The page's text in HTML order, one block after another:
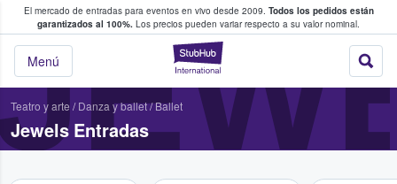
El mercado de entradas para eventos en vivo desde 2009. Todos los pedidos están
garantizados al 100%. Los precios pueden variar respecto a su valor nominal.
StubHub:
Menú
y venta de entradas entre fans
Teatro y arte / Danza y ballet/Ballet
Jewels Entradas